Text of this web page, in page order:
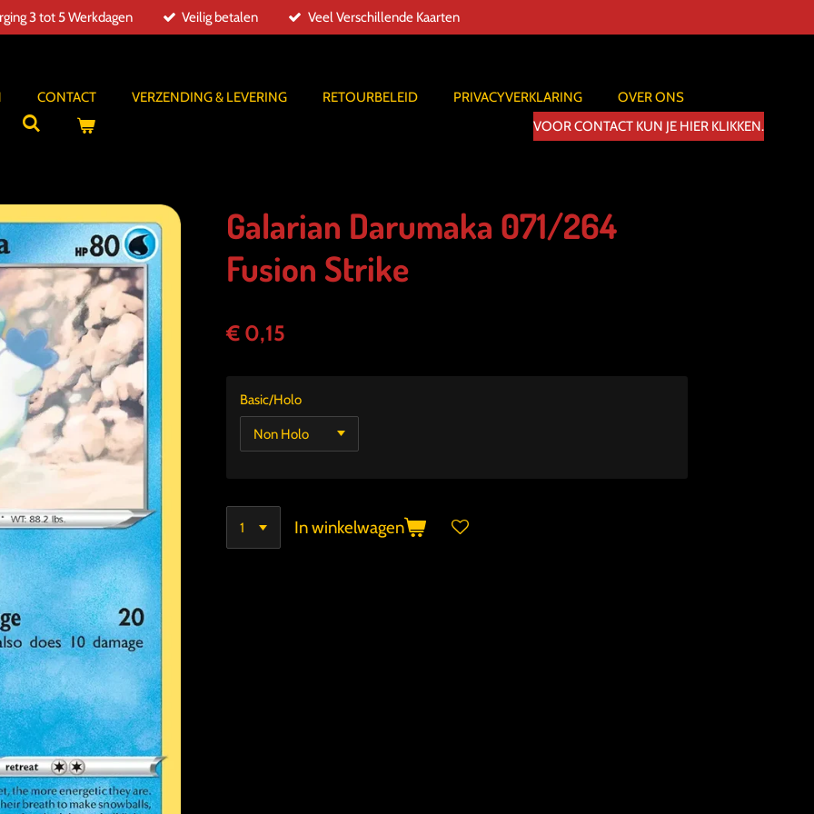
3 tot 5 Werkdagen Veilig betalen Veel Verschillende Kaarten
CONTACT VERZENDING & LEVERING RETOURBELEID PRIVACYVERKLARING
OVER ONS
VOOR CONTACT KUN JE HIER KLIKKEN.
Galarian Darumaka 071/264
Fusion Strike
€ 0,15
Basic/Holo
In winkelwagen